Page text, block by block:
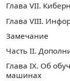
Глава VII.
Глава VIII.
Замечание
Часть II.
Глава IX. Об
машинах